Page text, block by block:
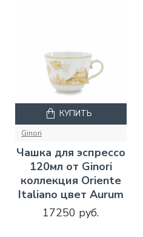
Ginori
Чашка для эспрессо
120мл от Ginori
коллекция Oriente
Italiano цвет Aurum
17250 руб.
КУПИТЬ